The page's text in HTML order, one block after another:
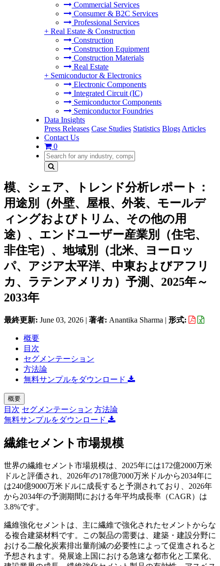
Commercial Services
Consumer & B2C Services
Professional Services
+ Real Estate & Construction
Construction
Construction Equipment
Construction Materials
Real Estate
+ Semiconductor & Electronics
Electronic Components
Integrated Circuit (IC)
Semiconductor Components
Semiconductor Foundries
Data Insights
Press Releases Case Studies Statistics Blogs Articles
Contact Us
0
模、シェア、トレンド分析レポート：
用途別（外壁、屋根、外装、モールデ
ィングおよびトリム、その他の用
途）、エンドユーザー産業別（住宅、
非住宅）、地域別（北米、ヨーロッ
パ、アジア太平洋、中東およびアフリ
カ、ラテンアメリカ）予測、2025年～
2033年
最終更新: June 03, 2026 | 著者: Anantika Sharma | 形式:
概要
目次
セグメンテーション
方法論
無料サンプルをダウンロード
概要
目次 セグメンテーション 方法論
無料サンプルをダウンロード
繊維セメント市場規模
世界の繊維セメント市場規模は、2025年には172億2000万米
ドルと評価され、2026年の178億7000万米ドルから2034年に
は240億9000万米ドルに成長すると予測されており、2026年
から2034年の予測期間における年平均成長率（CAGR）は
3.8%です。
繊維強化セメントは、主に繊維で強化されたセメントからな
る複合建築材料です。この製品の需要は、建築・建設分野に
おける二酸化炭素排出量削減の必要性によって促進されると
予想されます。発展途上国における急速な都市化と工業化、